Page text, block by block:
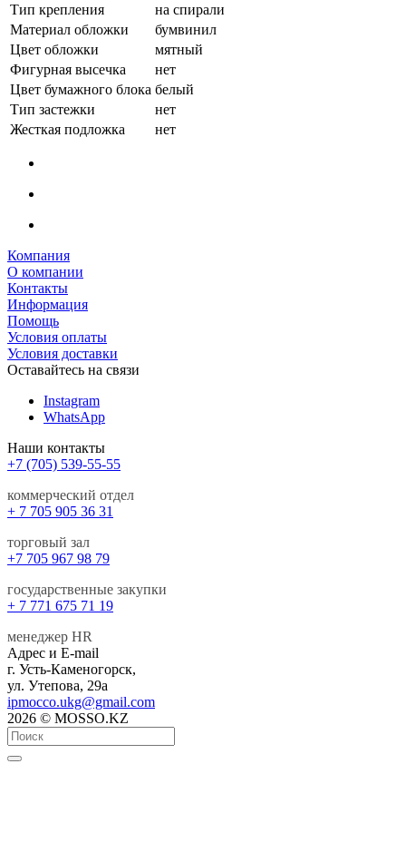
Тип крепления
на спирали
Материал обложки
бумвинил
Цвет обложки
мятный
Фигурная высечка
нет
Цвет бумажного блока белый
Тип застежки
нет
Жесткая подложка
нет
Компания
О компании
Контакты
Информация
Помощь
Условия оплаты
Условия доставки
Оставайтесь на связи
Instagram
WhatsApp
Наши контакты
+7 (705) 539-55-55
коммерческий отдел
+ 7 705 905 36 31
торговый зал
+7 705 967 98 79
государственные закупки
+ 7 771 675 71 19
менеджер HR
Адрес и E-mail
г. Усть-Каменогорск,
ул. Утепова, 29а
ipmocco.ukg@gmail.com
2026 © MOSSO.KZ